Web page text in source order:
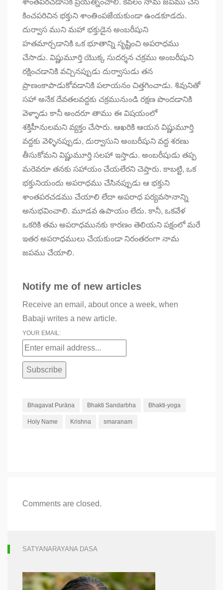
శాంతపరచడానికి ప్రయత్నించాలి. కేవలం నామ జపము చేసి
కించపరిచిన భక్తుని శాంతింపజేయకుండా ఉండకూడదు.
దుర్వాస ముని మహా భక్తుడైన అంబరీషుని
హతమార్చడానికి ఒక భూతాన్ని సృష్టించి అపరాధము
చేసాడు. విష్ణుమూర్తి యొక్క సుదర్శన చక్రము అంబరీషుని
రక్షించడానికి వచ్చినప్పుడు దుర్వాసుడు తన
ప్రాణంకాపాడుకోవడానికి పలాయనం చిత్తగించాడు. శివునితో
సహా అనేక దేవతలవద్దకు చక్రమునుండి రక్షణ పొందడానికి
వెళ్ళాడు కానీ అందరూ తాము ఈ విషయంలో
శక్తిహీనులమని వ్యక్తం చేసారు. ఆఖరికి ఆయన విష్ణుమూర్తి
వద్దకు వెళ్ళినప్పుడు, దుర్వాసుని అంబరీషుని వద్ద శరణు
తీసుకోమని విష్ణుమూర్తి సలహా ఇస్తాడు. అంబరీషుడు తప్ప
మరెవరూ తనకు సహాయం చేయలేరని చెప్తారు. కాబట్టి, ఒక
భక్తునియందు అపరాధము చేసినప్పుడు ఆ భక్తుని
శాంతపరచడము చేయాలి లేదా అపరాధ పర్యవసానాన్ని
అనుభవించాలి. మూడవ ఉపాయం లేదు. కానీ, ఒకవేళ
ఒకరికి తమ అపరాధమునకు కారణం తెలియని పక్షంలో మరే
ఇతర అపరాధములు చేయకుండా నిరంతరంగా నామ
జపము చేయాలి.
Notify me of new articles
Receive an email, about once a week, when
Babaji writes a new article.
YOUR EMAIL:
Bhagavat Purāṇa Bhakti Sandarbha Bhakti-yoga
Holy Name Krishna smaranam
Comments are closed.
SATYANARAYANA DASA